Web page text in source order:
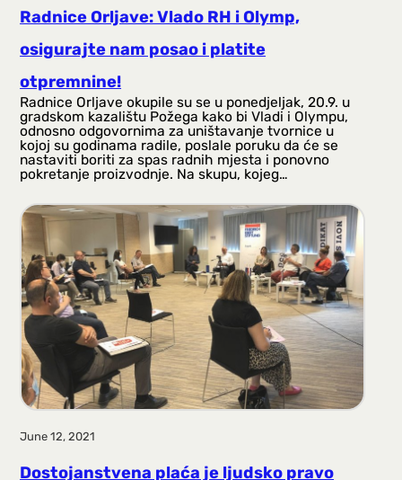
Radnice Orljave: Vlado RH i Olymp,
osigurajte nam posao i platite
otpremnine!
Radnice Orljave okupile su se u ponedjeljak, 20.9. u
gradskom kazalištu Požega kako bi Vladi i Olympu,
odnosno odgovornima za uništavanje tvornice u
kojoj su godinama radile, poslale poruku da će se
nastaviti boriti za spas radnih mjesta i ponovno
pokretanje proizvodnje. Na skupu, kojeg…
June 12, 2021
Dostojanstvena plaća je ljudsko pravo